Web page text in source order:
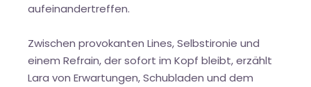
aufeinandertreffen.
Zwischen provokanten Lines, Selbstironie und
einem Refrain, der sofort im Kopf bleibt, erzählt
Lara von Erwartungen, Schubladen und dem